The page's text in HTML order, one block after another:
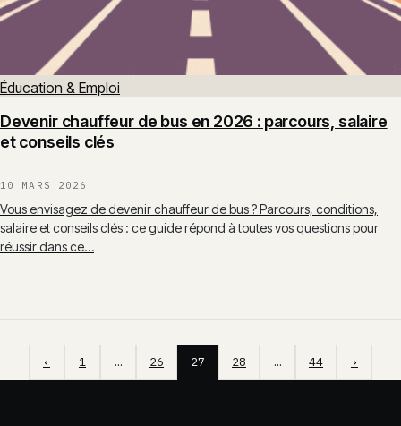
Éducation & Emploi
Devenir chauffeur de bus en 2026 : parcours, salaire
et conseils clés
10 MARS 2026
Vous envisagez de devenir chauffeur de bus ? Parcours, conditions,
salaire et conseils clés : ce guide répond à toutes vos questions pour
réussir dans ce…
‹ 1 … 26 27 28 … 44 ›